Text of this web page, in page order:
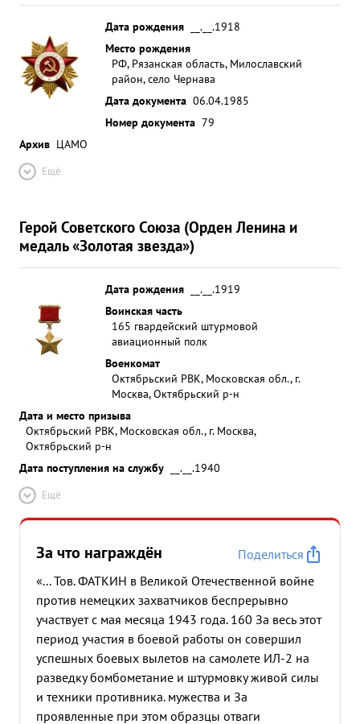
Дата рождения
__.__.1918
Место рождения
РФ, Рязанская область, Милославский
район, село Чернава
Дата документа 06.04.1985
Номер документа 79
Архив ЦАМО
Ещё
Герой Советского Союза (Орден Ленина и
медаль «Золотая звезда»)
Дата рождения
__.__.1919
Воинская часть
165 гвардейский штурмовой
авиационный полк
Военкомат
Октябрьский РВК, Московская обл., г.
Москва, Октябрьский р-н
Дата и место призыва
Октябрьский РВК, Московская обл., г. Москва,
Октябрьский р-н
Дата поступления на службу
__.__.1940
Ещё
За что награждён
Поделиться
«... Тов. ФАТКИН в Великой Отечественной войне
против немецких захватчиков беспрерывно
участвует с мая месяца 1943 года. 160 За весь этот
период участия в боевой работы он совершил
успешных боевых вылетов на самолете ИЛ-2 на
разведку бомбометание и штурмовку живой силы
и техники противника. мужества и За
проявленные при этом образцы отваги